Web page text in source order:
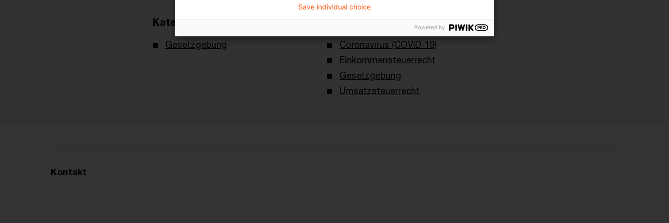
Kategorien
Gesetzgebung
Schlagwörter
Coronavirus (COVID-19)
Einkommensteuerrecht
Gesetzgebung
Umsatzsteuerrecht
Kontakt
Save individual choice
Powered by